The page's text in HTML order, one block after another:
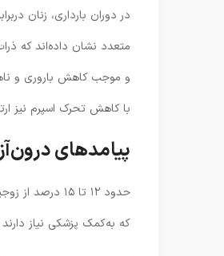
در دوران بارداری، زنان
و موجب کاهش باروری و
با کاهش تحرک اسپرم نیز
پیامدهای
حدود ۱۲ تا
که به‌کمک پزشکی نیاز